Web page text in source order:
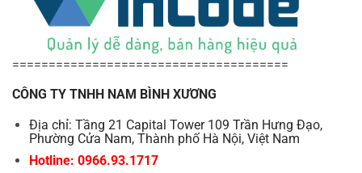
======================================
CÔNG TY TNHH NAM BÌNH XƯƠNG
Địa chỉ: Tầng 21 Capital Tower 109 Trần Hưng Đạo,
Phường Cửa Nam, Thành phố Hà Nội, Việt Nam
Hotline: 0966.93.1717